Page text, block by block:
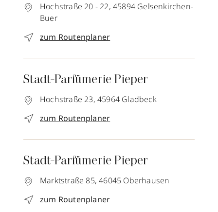
Hochstraße 20 - 22, 45894 Gelsenkirchen-
Buer
zum Routenplaner
Stadt-Parfümerie Pieper
Hochstraße 23, 45964 Gladbeck
zum Routenplaner
Stadt-Parfümerie Pieper
Marktstraße 85, 46045 Oberhausen
zum Routenplaner